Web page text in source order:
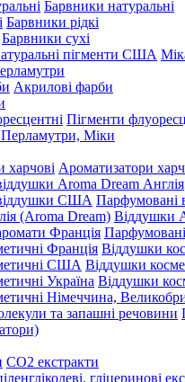
Барвники натуральні
Барвники рідкі
Барвники сухі
Акрилові фарби
Пігменти
Ароматизатори
Віддушки
Віддушки
Віддушки
Віддушки
СО2 екстракти